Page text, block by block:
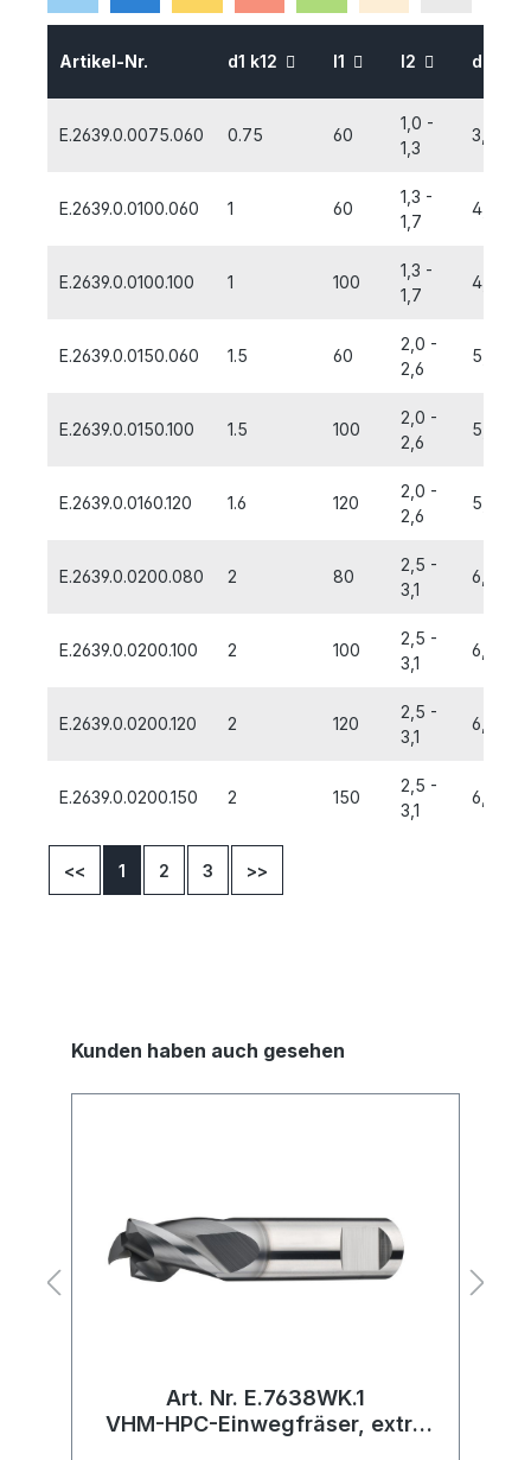
Artikel-Nr. d1 k12 l1 l2 d2 H7
E.2639.0.0075.060 0.75 60
1,0 -
1,3
3,5
E.2639.0.0100.060 1 60
1,3 -
1,7
4,0
E.2639.0.0100.100 1 100
1,3 -
1,7
4,0
E.2639.0.0150.060 1.5 60
2,0 -
2,6
5,0
E.2639.0.0150.100 1.5 100
2,0 -
2,6
5,0
E.2639.0.0160.120 1.6 120
2,0 -
2,6
5,0
E.2639.0.0200.080 2 80
2,5 -
3,1
6,0
E.2639.0.0200.100 2 100
2,5 -
3,1
6,0
E.2639.0.0200.120 2 120
2,5 -
3,1
6,0
E.2639.0.0200.150 2 150
2,5 -
3,1
6,0
<< 1 2 3 >>
Kunden haben auch gesehen
Art. Nr. E.7638WK.1
VHM-HPC-Einwegfräser, extra